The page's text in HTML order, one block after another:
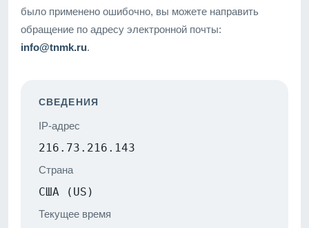
было применено ошибочно, вы можете направить
обращение по адресу электронной почты:
info@tnmk.ru.
СВЕДЕНИЯ
IP-адрес
216.73.216.143
Страна
США (US)
Текущее время